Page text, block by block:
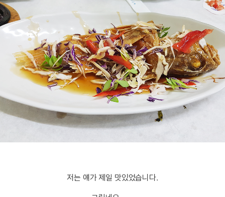
저는 얘가 제일 맛있었습니다.